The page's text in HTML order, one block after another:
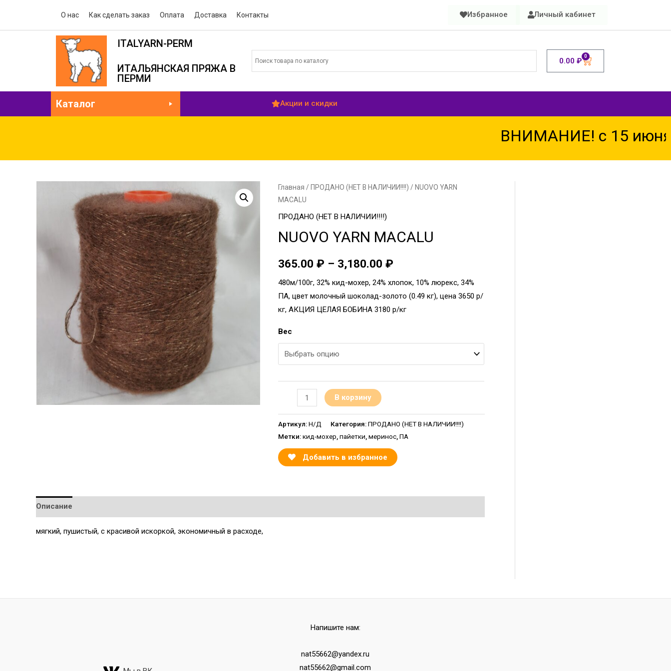
О нас Как сделать заказ Оплата Доставка Контакты Избранное Личный кабинет
ITALYARN-PERM
ИТАЛЬЯНСКАЯ ПРЯЖА В
ПЕРМИ
0.00 ₽ 0
Каталог Акции и скидки
ВНИМАНИЕ! с 15 июня
Главная / ПРОДАНО (НЕТ В НАЛИЧИИ!!!!) / NUOVO YARN
MACALU
ПРОДАНО (НЕТ В НАЛИЧИИ!!!!)
NUOVO YARN MACALU
365.00₽ – 3,180.00₽
480м/100г, 32% кид-мохер, 24% хлопок, 10% люрекс, 34%
ПА, цвет молочный шоколад-золото (0.49 кг), цена 3650 р/
кг, АКЦИЯ ЦЕЛАЯ БОБИНА 3180 р/кг
Вес
В корзину
Артикул:Н/Д Категория:ПРОДАНО (НЕТ В НАЛИЧИИ!!!!)
Метки:кид-мохер ,пайетки ,меринос ,ПА
Добавить в избранное
Описание
мягкий, пушистый, с красивой искоркой, экономичный в расходе,
Напишите нам:
nat55662@yandex.ru
nat55662@gmail.com